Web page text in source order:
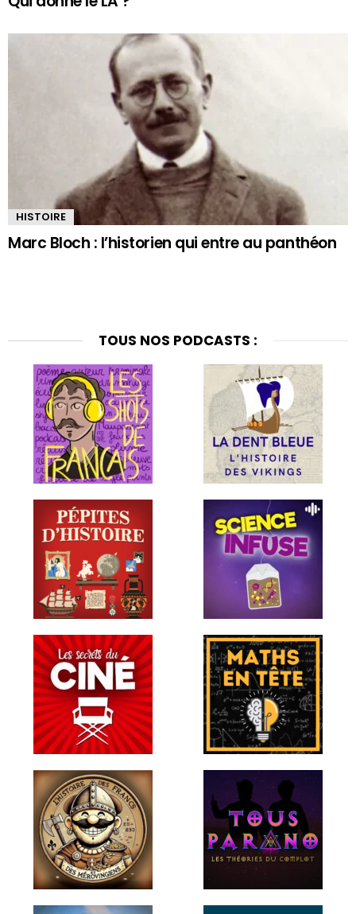
HISTOIRE
Marc Bloch : l’historien qui entre au panthéon
TOUS NOS PODCASTS :